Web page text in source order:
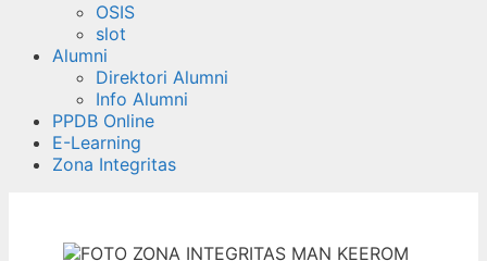
OSIS
slot
Alumni
Direktori Alumni
Info Alumni
PPDB Online
E-Learning
Zona Integritas